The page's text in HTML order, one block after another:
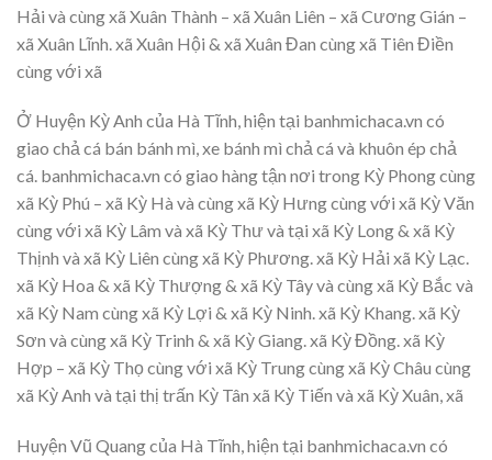
Hải và cùng xã Xuân Thành – xã Xuân Liên – xã Cương Gián –
xã Xuân Lĩnh. xã Xuân Hội & xã Xuân Đan cùng xã Tiên Điền
cùng với xã
Ở Huyện Kỳ Anh của Hà Tĩnh, hiện tại banhmichaca.vn có
giao chả cá bán bánh mì, xe bánh mì chả cá và khuôn ép chả
cá. banhmichaca.vn có giao hàng tận nơi trong Kỳ Phong cùng
xã Kỳ Phú – xã Kỳ Hà và cùng xã Kỳ Hưng cùng với xã Kỳ Văn
cùng với xã Kỳ Lâm và xã Kỳ Thư và tại xã Kỳ Long & xã Kỳ
Thịnh và xã Kỳ Liên cùng xã Kỳ Phương. xã Kỳ Hải xã Kỳ Lạc.
xã Kỳ Hoa & xã Kỳ Thượng & xã Kỳ Tây và cùng xã Kỳ Bắc và
xã Kỳ Nam cùng xã Kỳ Lợi & xã Kỳ Ninh. xã Kỳ Khang. xã Kỳ
Sơn và cùng xã Kỳ Trinh & xã Kỳ Giang. xã Kỳ Đồng. xã Kỳ
Hợp – xã Kỳ Thọ cùng với xã Kỳ Trung cùng xã Kỳ Châu cùng
xã Kỳ Anh và tại thị trấn Kỳ Tân xã Kỳ Tiến và xã Kỳ Xuân, xã
Huyện Vũ Quang của Hà Tĩnh, hiện tại banhmichaca.vn có